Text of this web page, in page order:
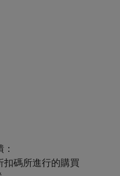
扣碼所進行的購買